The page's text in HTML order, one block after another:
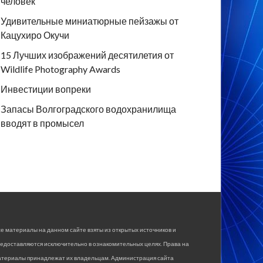
Удивительные миниатюрные пейзажы от
Кацухиро Окучи
15 Лучших изображений десятилетия от
Wildlife Photography Awards
Инвестиции вопреки
Запасы Волгоградского водохранилища
вводят в промысел
материалы на данном сайте взяты из открытых источников и
исключительно в ознакомительных целях. Права на
принадлежат их владельцам. Администрация сайта